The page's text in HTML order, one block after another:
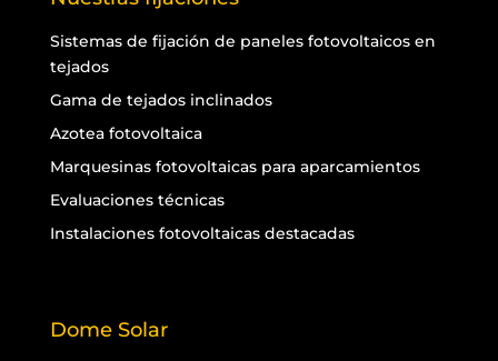
Sistemas de fijación de paneles fotovoltaicos en
tejados
Gama de tejados inclinados
Azotea fotovoltaica
Marquesinas fotovoltaicas para aparcamientos
Evaluaciones técnicas
Instalaciones fotovoltaicas destacadas
Dome Solar